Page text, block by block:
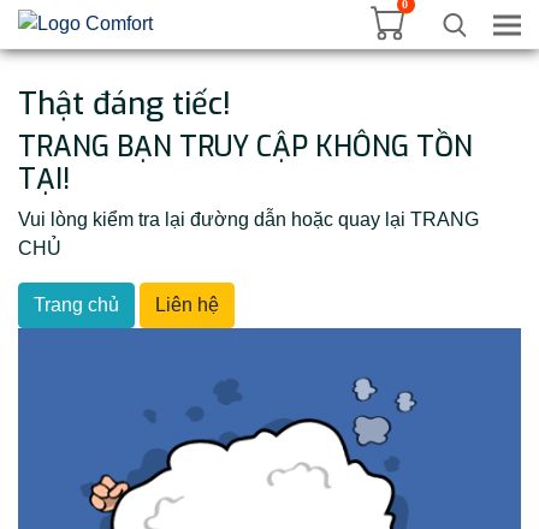
0
Thật đáng tiếc!
TRANG BẠN TRUY CẬP KHÔNG TỒN
TẠI!
Vui lòng kiểm tra lại đường dẫn hoặc quay lại TRANG
CHỦ
Trang chủ Liên hệ